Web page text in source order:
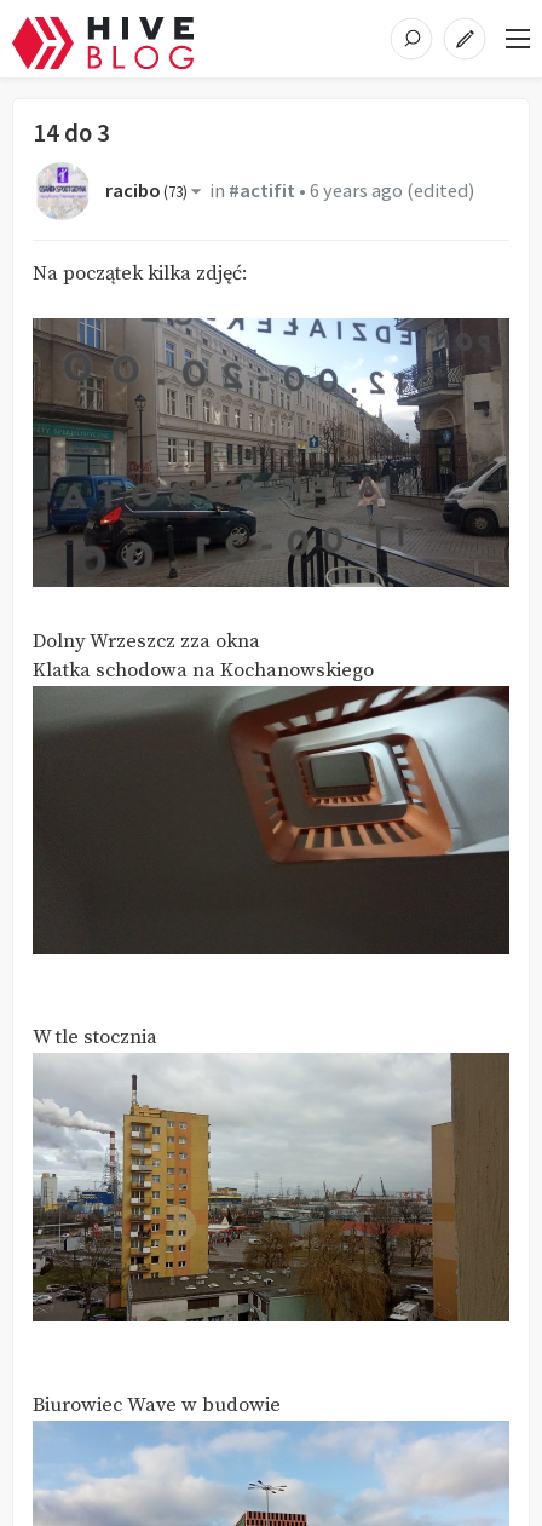
14 do 3
racibo(73) in #actifit •6 years ago (edited)
Na początek kilka zdjęć:
Dolny Wrzeszcz zza okna
Klatka schodowa na Kochanowskiego
W tle stocznia
Biurowiec Wave w budowie